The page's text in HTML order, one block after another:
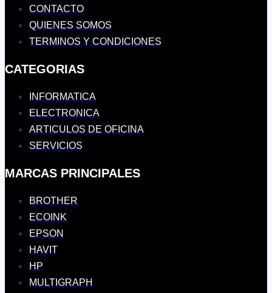
CONTACTO
QUIENES SOMOS
TERMINOS Y CONDICIONES
CATEGORIAS
INFORMATICA
ELECTRONICA
ARTICULOS DE OFICINA
SERVICIOS
MARCAS PRINCIPALES
BROTHER
ECOINK
EPSON
HAVIT
HP
MULTIGRAPH